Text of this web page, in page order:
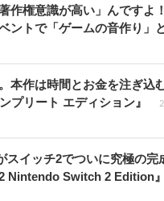
作権意識が高い」んです
ントで「ゲームの音作り」
本作は時間とお金を注ぎ
プリート エディション』
スイッチ2でついに究極の
Nintendo Switch 2 Edition』